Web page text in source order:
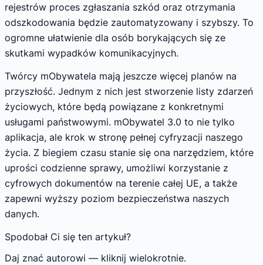
rejestrów proces zgłaszania szkód oraz otrzymania
odszkodowania będzie zautomatyzowany i szybszy. To
ogromne ułatwienie dla osób borykających się ze
skutkami wypadków komunikacyjnych.
Twórcy mObywatela mają jeszcze więcej planów na
przyszłość. Jednym z nich jest stworzenie listy zdarzeń
życiowych, które będą powiązane z konkretnymi
usługami państwowymi. mObywatel 3.0 to nie tylko
aplikacja, ale krok w stronę pełnej cyfryzacji naszego
życia. Z biegiem czasu stanie się ona narzędziem, które
uprości codzienne sprawy, umożliwi korzystanie z
cyfrowych dokumentów na terenie całej UE, a także
zapewni wyższy poziom bezpieczeństwa naszych
danych.
Spodobał Ci się ten artykuł?
Daj znać autorowi — kliknij wielokrotnie.